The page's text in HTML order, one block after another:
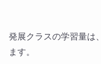
発展クラスの学習量は、
ます。